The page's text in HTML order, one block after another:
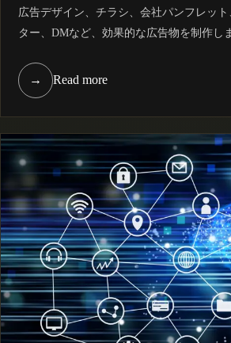
広告デザイン、チラシ、会社パンフレッ
ター、DMなど、効果的な広告物を制作し
→ Read more